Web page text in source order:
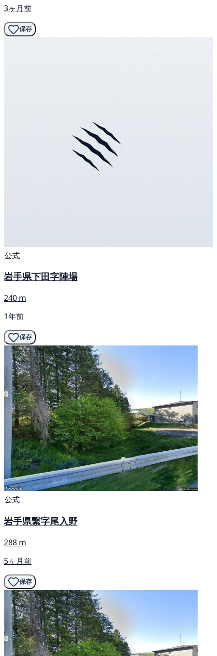
3ヶ月前
保存
公式
岩手県下田字陣場
240 m
1年前
保存
公式
岩手県繋字尾入野
288 m
5ヶ月前
保存